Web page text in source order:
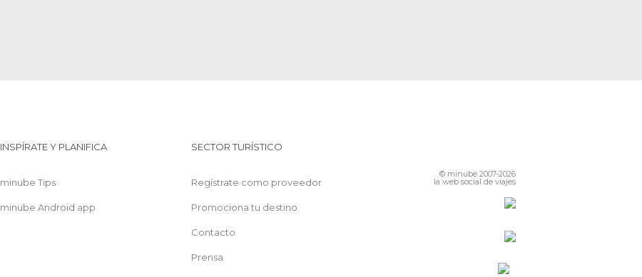
INSPÍRATE Y PLANIFICA
minube Tips
minube Android app
SECTOR TURÍSTICO
Regístrate como proveedor
Promociona tu destino
Contacto
Prensa
© minube 2007-2026
la web social de viajes